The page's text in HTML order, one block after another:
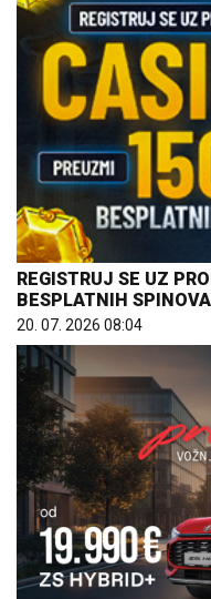
REGISTRUJ SE UZ
BESPLATNIH SPINOVA
20. 07. 2026 08:04